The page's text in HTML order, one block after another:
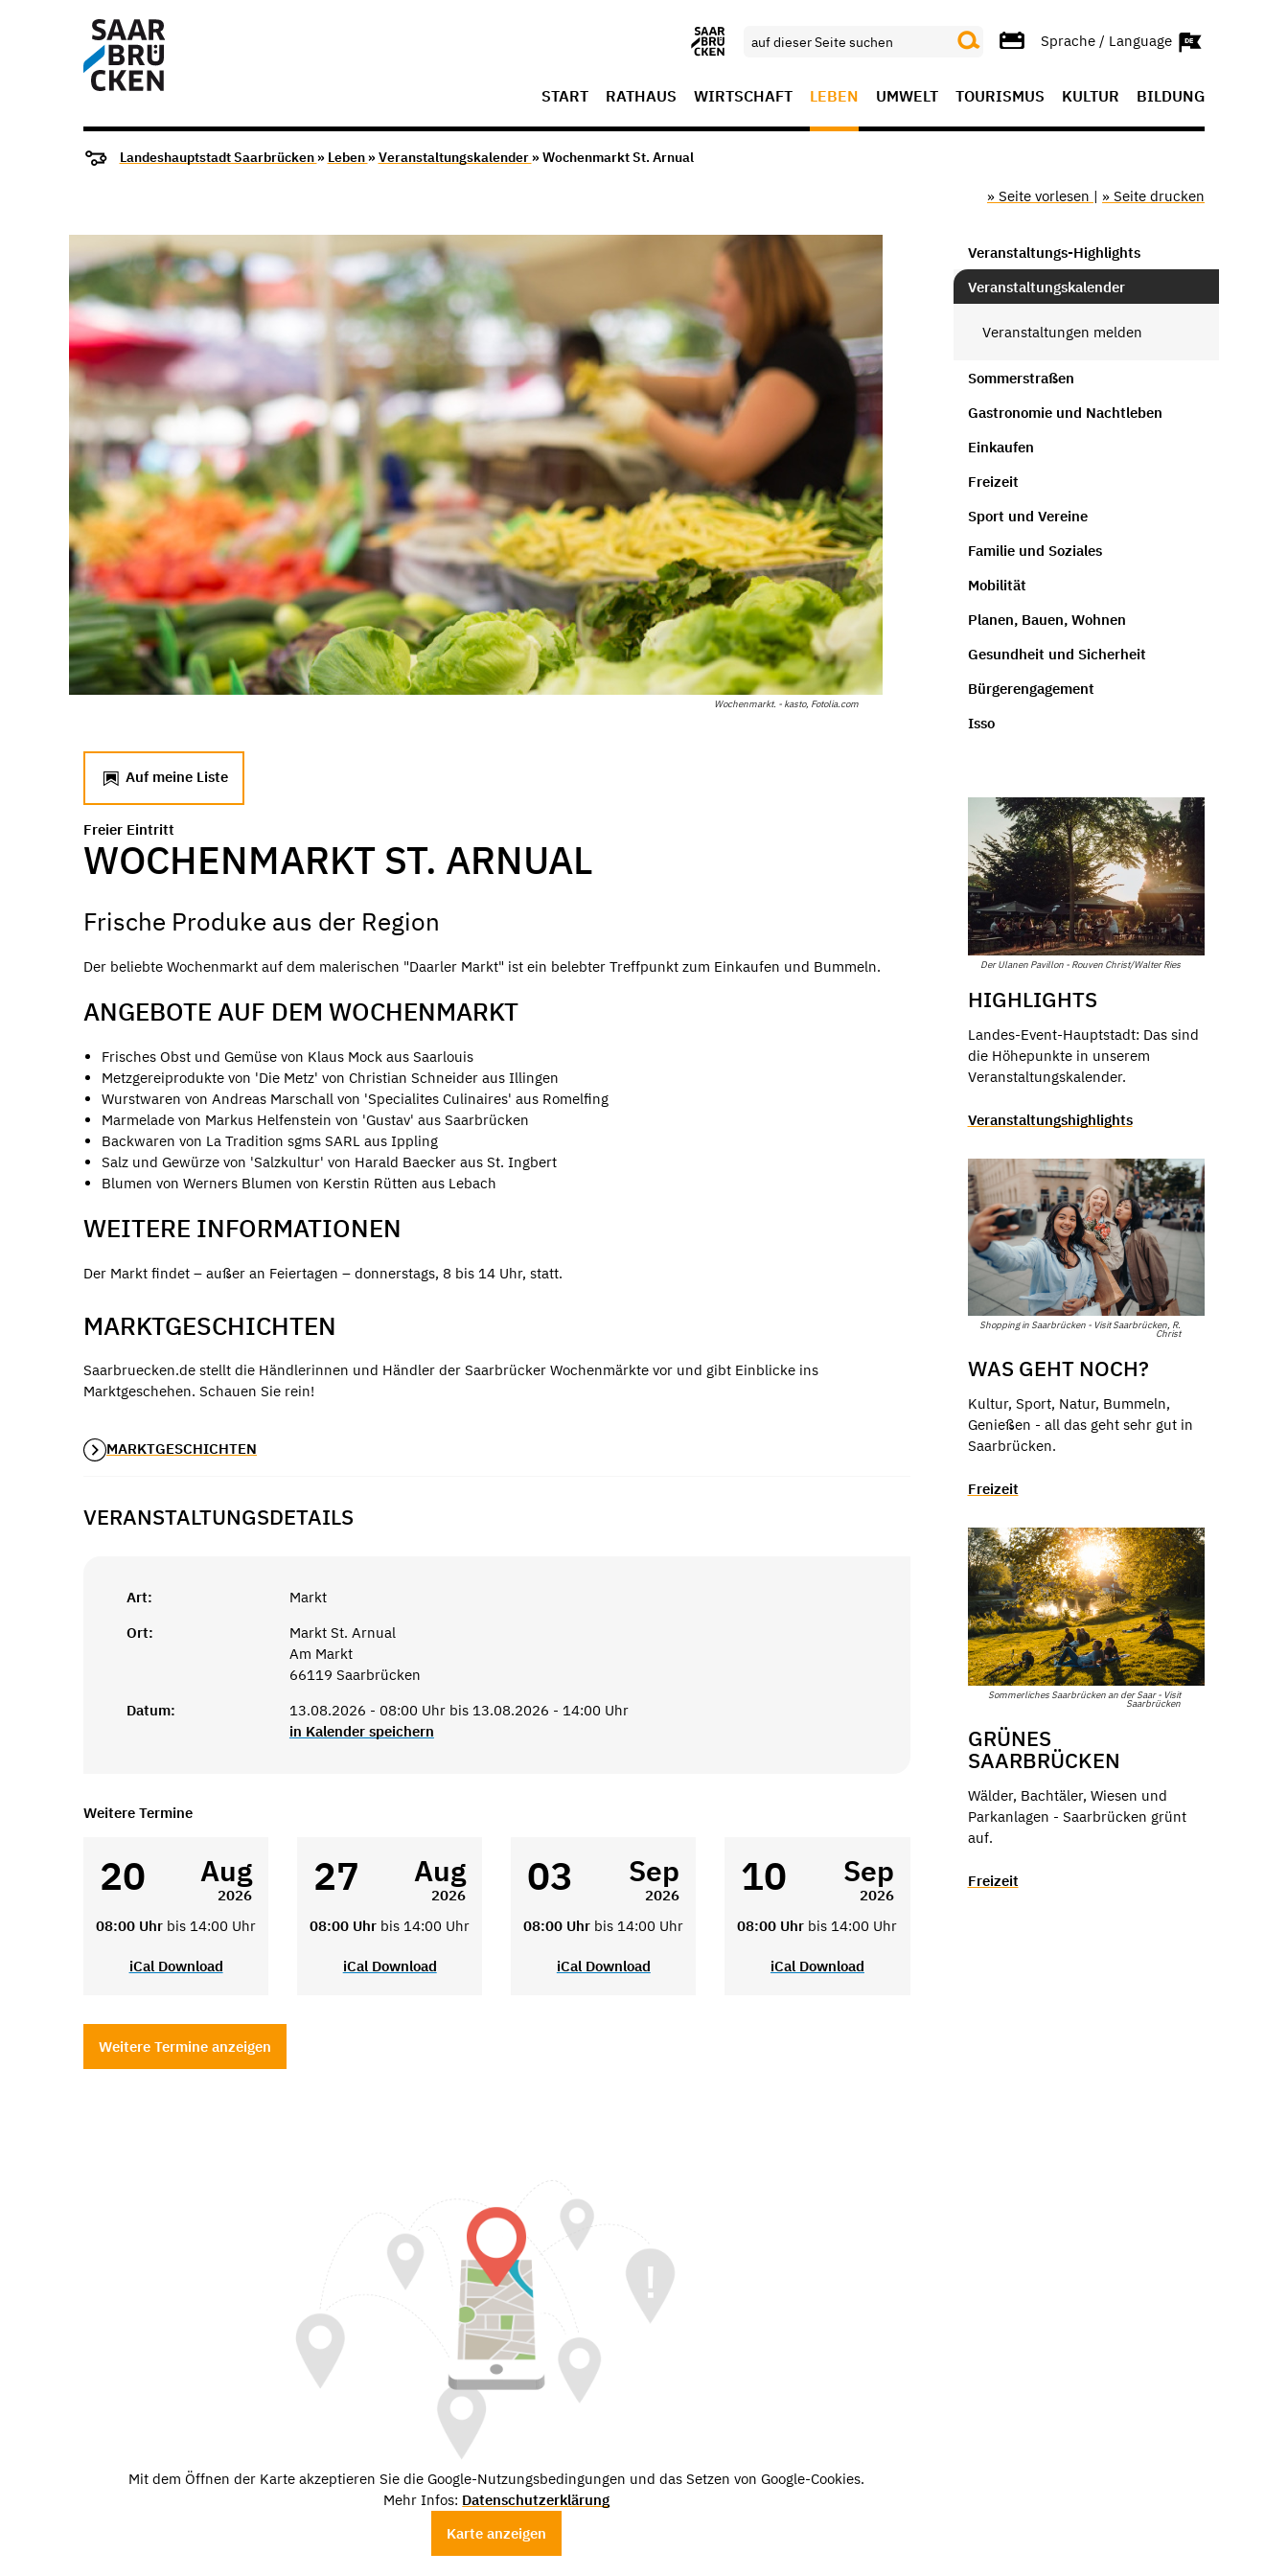
Sprache / Language
START RATHAUS WIRTSCHAFT LEBEN UMWELT TOURISMUS KULTUR BILDUNG
Landeshauptstadt Saarbrücken » Leben »Veranstaltungskalender » Wochenmarkt St. Arnual
» Seite vorlesen | » Seite drucken
Wochenmarkt. - kasto, Fotolia.com
Auf meine Liste
Freier Eintritt
WOCHENMARKT ST. ARNUAL
Frische Produke aus der Region
Der beliebte Wochenmarkt auf dem malerischen "Daarler Markt" ist ein belebter Treffpunkt zum Einkaufen und Bummeln.
ANGEBOTE AUF DEM WOCHENMARKT
Frisches Obst und Gemüse von Klaus Mock aus Saarlouis
Metzgereiprodukte von 'Die Metz' von Christian Schneider aus Illingen
Wurstwaren von Andreas Marschall von 'Specialites Culinaires' aus Romelfing
Marmelade von Markus Helfenstein von 'Gustav' aus Saarbrücken
Backwaren von La Tradition sgms SARL aus Ippling
Salz und Gewürze von 'Salzkultur' von Harald Baecker aus St. Ingbert
Blumen von Werners Blumen von Kerstin Rütten aus Lebach
WEITERE INFORMATIONEN
Der Markt findet – außer an Feiertagen – donnerstags, 8 bis 14 Uhr, statt.
MARKTGESCHICHTEN
Saarbruecken.de stellt die Händlerinnen und Händler der Saarbrücker Wochenmärkte vor und gibt Einblicke ins
Marktgeschehen. Schauen Sie rein!
MARKTGESCHICHTEN
VERANSTALTUNGSDETAILS
Art:
Markt
Ort:
Markt St. Arnual
Am Markt
66119 Saarbrücken
Datum:
13.08.2026 - 08:00 Uhr bis 13.08.2026 - 14:00 Uhr
in Kalender speichern
Weitere Termine
20 Aug
2026
08:00 Uhr bis 14:00 Uhr
iCal Download
27 Aug
2026
08:00 Uhr bis 14:00 Uhr
iCal Download
03 Sep
2026
08:00 Uhr bis 14:00 Uhr
iCal Download
10 Sep
2026
08:00 Uhr bis 14:00 Uhr
iCal Download
Weitere Termine anzeigen
Mit dem Öffnen der Karte akzeptieren Sie die Google-Nutzungsbedingungen und das Setzen von Google-Cookies.
Mehr Infos: Datenschutzerklärung
Karte anzeigen
Veranstaltungs-Highlights
Veranstaltungskalender
Veranstaltungen melden
Sommerstraßen
Gastronomie und Nachtleben
Einkaufen
Freizeit
Sport und Vereine
Familie und Soziales
Mobilität
Planen, Bauen, Wohnen
Gesundheit und Sicherheit
Bürgerengagement
Isso
Der Ulanen Pavillon - Rouven Christ/Walter Ries
HIGHLIGHTS
Landes-Event-Hauptstadt: Das sind
die Höhepunkte in unserem
Veranstaltungskalender.
Veranstaltungshighlights
Shopping in Saarbrücken - Visit Saarbrücken, R.
Christ
WAS GEHT NOCH?
Kultur, Sport, Natur, Bummeln,
Genießen - all das geht sehr gut in
Saarbrücken.
Freizeit
Sommerliches Saarbrücken an der Saar - Visit
Saarbrücken
GRÜNES
SAARBRÜCKEN
Wälder, Bachtäler, Wiesen und
Parkanlagen - Saarbrücken grünt
auf.
Freizeit